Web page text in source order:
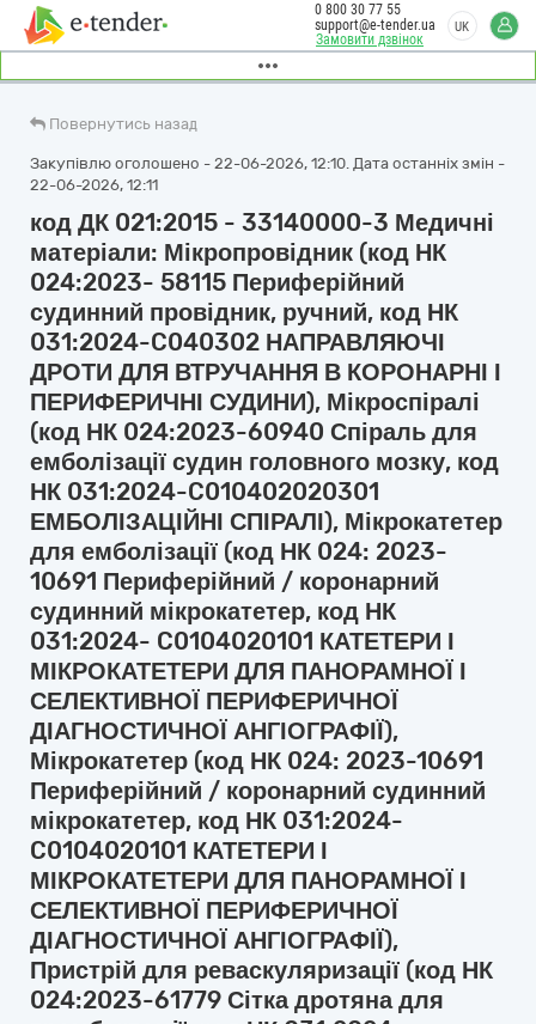
Замовити дзвінок
0 800 30 77 55
support@e-tender.ua
UK
Повернутись назад
Закупівлю оголошено - 22-06-2026, 12:10. Дата останніх змін -
22-06-2026, 12:11
код ДК 021:2015 - 33140000-3 Медичні
матеріали: Мікропровідник (код НК
024:2023- 58115 Периферійний
судинний провідник, ручний, код НК
031:2024-C040302 НАПРАВЛЯЮЧІ
ДРОТИ ДЛЯ ВТРУЧАННЯ В КОРОНАРНІ І
ПЕРИФЕРИЧНІ СУДИНИ), Мікроспіралі
(код НК 024:2023-60940 Спіраль для
емболізації судин головного мозку, код
НК 031:2024-C010402020301
ЕМБОЛІЗАЦІЙНІ СПІРАЛІ), Мікрокатетер
для емболізації (код НК 024: 2023-
10691 Периферійний / коронарний
судинний мікрокатетер, код НК
031:2024- C0104020101 КАТЕТЕРИ І
МІКРОКАТЕТЕРИ ДЛЯ ПАНОРАМНОЇ І
СЕЛЕКТИВНОЇ ПЕРИФЕРИЧНОЇ
ДІАГНОСТИЧНОЇ АНГІОГРАФІЇ),
Мікрокатетер (код НК 024: 2023-10691
Периферійний / коронарний судинний
мікрокатетер, код НК 031:2024-
C0104020101 КАТЕТЕРИ І
МІКРОКАТЕТЕРИ ДЛЯ ПАНОРАМНОЇ І
СЕЛЕКТИВНОЇ ПЕРИФЕРИЧНОЇ
ДІАГНОСТИЧНОЇ АНГІОГРАФІЇ),
Пристрій для реваскуляризації (код НК
024:2023-61779 Сітка дротяна для